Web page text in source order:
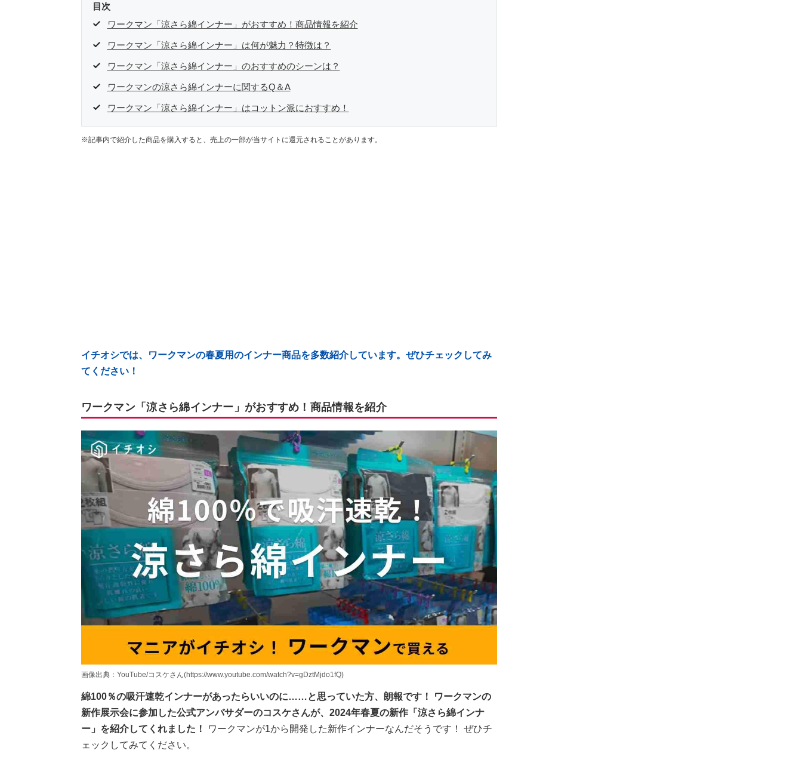
目次
ワークマン「涼さら綿インナー」がおすすめ！商品情報を紹介
ワークマン「涼さら綿インナー」は何が魅力？特徴は？
ワークマン「涼さら綿インナー」のおすすめのシーンは？
ワークマンの涼さら綿インナーに関するQ＆A
ワークマン「涼さら綿インナー」はコットン派におすすめ！
※記事内で紹介した商品を購入すると、売上の一部が当サイトに還元されることがあります。
イチオシでは、ワークマンの春夏用のインナー商品を多数紹介しています。ぜひチェックしてみ
てください！
ワークマン「涼さら綿インナー」がおすすめ！商品情報を紹介
画像出典：YouTube/コスケさん(https://www.youtube.com/watch?v=gDztMjdo1fQ)
綿100％の吸汗速乾インナーがあったらいいのに……と思っていた方、朗報です！
ワークマンの
新作展示会に参加した公式アンバサダーのコスケさんが、2024年春夏の新作「涼さら綿インナ
ー」を紹介してくれました！
ワークマンが1から開発した新作インナーなんだそうです！ ぜひチ
ェックしてみてください。